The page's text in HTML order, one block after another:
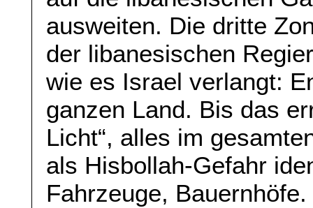
ausweiten. Die dritte
der libanesischen
wie es Israel verlangt:
ganzen Land. Bis das
Licht“, alles im
als Hisbollah-Gefahr
Fahrzeuge, Bauernhöfe.